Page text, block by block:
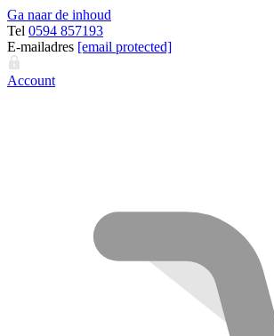
Ga naar de inhoud
Tel 0594 857193
E-mailadres [email protected]
Account